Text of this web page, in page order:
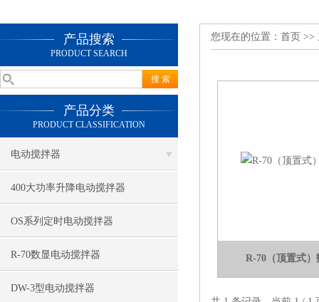
产品搜索
PRODUCT SEARCH
产品分类
PRODUCT CLASSIFICATION
电动搅拌器
400大功率升降电动搅拌器
OS系列定时电动搅拌器
R-70数显电动搅拌器
DW-3型电动搅拌器
您现在的位置： 首页 >>
R-70（顶置式